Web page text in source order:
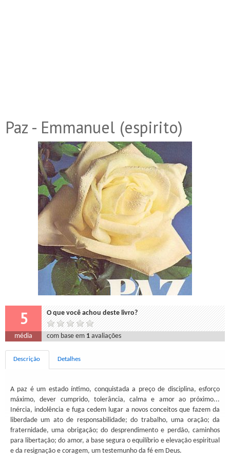
Paz - Emmanuel (espirito)
5 O que você achou deste livro?
média com base em 1 avaliações
Descrição Detalhes
A paz é um estado íntimo, conquistada a preço de disciplina, esforço
máximo, dever cumprido, tolerância, calma e amor ao próximo...
Inércia, indolência e fuga cedem lugar a novos conceitos que fazem da
liberdade um ato de responsabilidade; do trabalho, uma oração; da
fraternidade, uma obrigação; do desprendimento e perdão, caminhos
para libertação; do amor, a base segura o equilíbrio e elevação espiritual
e da resignação e coragem, um testemunho da fé em Deus.